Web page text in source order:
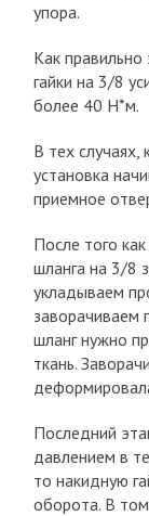
упора.
Как правильно
гайки на 3/8
более 40 Н*м.
В тех случаях,
установка
приемное
После того
шланга на 3/8
укладываем
заворачиваем
шланг нужно
ткань.
Последний
давлением в
то накидную
оборота. В